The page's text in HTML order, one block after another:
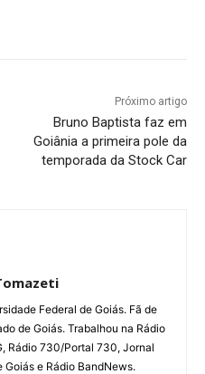
Próximo artigo
Bruno Baptista faz em
Goiânia a primeira pole da
temporada da Stock Car
Federal de Goiás. Fã de
de Goiás. Trabalhou na Rádio
Rádio 730/Portal 730, Jornal
Goiás e Rádio BandNews.